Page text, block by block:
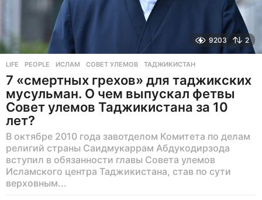
9203 2
LIFE ,PEOPLE ИСЛАМ ,СОВЕТ УЛЕМОВ ,ТАДЖИКИСТАН
7 «смертных грехов» для таджикских
мусульман. О чем выпускал фетвы
Совет улемов Таджикистана за 10
лет?
В октябре 2010 года завотделом Комитета по делам
религий страны Саидмукаррам Абдукодирзода
вступил в обязанности главы Совета улемов
Исламского центра Таджикистана, став по сути
верховным...